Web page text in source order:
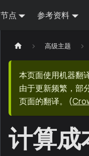
节点 参考资料
高级主题
本页面使用机器翻
由于更新频繁，部
页面的翻译。
(
计算成